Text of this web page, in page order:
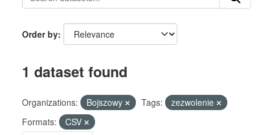
Order by
1 dataset found
Organizations: Bojszowy Tags:
zezwolenie
Formats:
CSV